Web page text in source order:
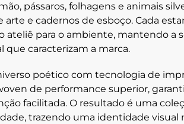
, pássaros, folhagens e animais
e cadernos de esboço. Cada
para o ambiente, mantendo a
caracterizam a marca.
poético com tecnologia de
de performance superior,
facilitada. O resultado é uma
trazendo uma identidade visual